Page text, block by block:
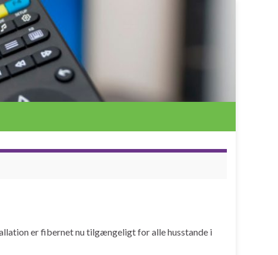
er fibernet nu tilgængeligt for alle husstande i